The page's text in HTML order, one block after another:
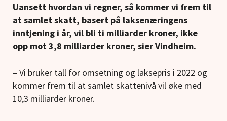
Uansett hvordan vi regner, så kommer vi frem til
at samlet skatt, basert på laksenæringens
inntjening i år, vil bli ti milliarder kroner, ikke
opp mot 3,8 milliarder kroner, sier Vindheim.
– Vi bruker tall for omsetning og laksepris i 2022 og
kommer frem til at samlet skattenivå vil øke med
10,3 milliarder kroner.